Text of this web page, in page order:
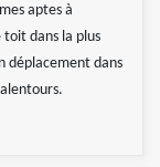
aptes à
dans la plus
déplacement dans